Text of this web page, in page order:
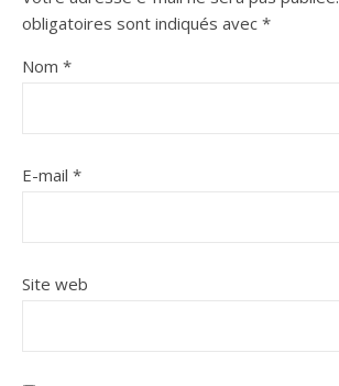
obligatoires sont indiqués avec *
Nom *
E-mail *
Site web